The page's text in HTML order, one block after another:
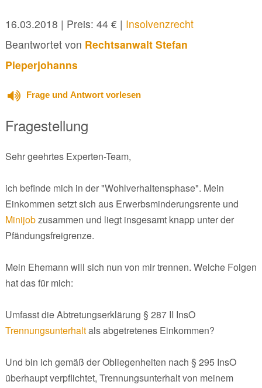
16.03.2018 | Preis: 44 € | Insolvenzrecht
Beantwortet von Rechtsanwalt Stefan
Pieperjohanns
Frage und Antwort vorlesen
Fragestellung
Sehr geehrtes Experten-Team,
ich befinde mich in der "Wohlverhaltensphase". Mein
Einkommen setzt sich aus Erwerbsminderungsrente und
Minijobzusammen und liegt insgesamt knapp unter der
Pfändungsfreigrenze.
Mein Ehemann will sich nun von mir trennen. Welche Folgen
hat das für mich:
Umfasst die Abtretungserklärung § 287 II InsO
Trennungsunterhaltals abgetretenes Einkommen?
Und bin ich gemäß der Obliegenheiten nach § 295 InsO
überhaupt verpflichtet, Trennungsunterhalt von meinem